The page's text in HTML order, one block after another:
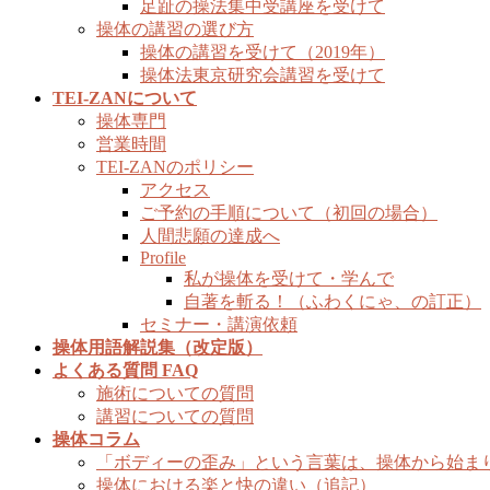
足趾の操法集中受講座を受けて
操体の講習の選び方
操体の講習を受けて（2019年）
操体法東京研究会講習を受けて
TEI-ZANについて
操体専門
営業時間
TEI-ZANのポリシー
アクセス
ご予約の手順について（初回の場合）
人間悲願の達成へ
Profile
私が操体を受けて・学んで
自著を斬る！（ふわくにゃ、の訂正）
セミナー・講演依頼
操体用語解説集（改定版）
よくある質問 FAQ
施術についての質問
講習についての質問
操体コラム
「ボディーの歪み」という言葉は、操体から始ま
操体における楽と快の違い（追記）